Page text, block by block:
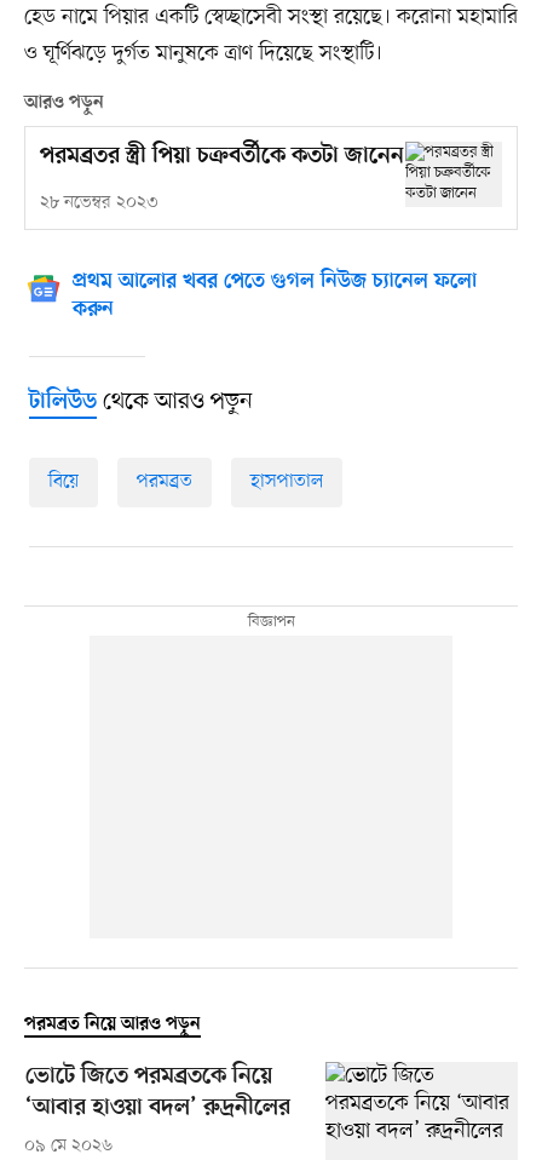
হেড নামে পিয়ার একটি স্বেচ্ছাসেবী সংস্থা রয়েছে। করোনা মহামারি
ও ঘূর্ণিঝড়ে দুর্গত মানুষকে ত্রাণ দিয়েছে সংস্থাটি।
আরও পড়ুন
পরমব্রতর স্ত্রী পিয়া চক্রবর্তীকে কতটা জানেন
২৮ নভেম্বর ২০২৩
প্রথম আলোর খবর পেতে গুগল নিউজ চ্যানেল ফলো
করুন
টালিউডথেকে আরও পড়ুন
বিয়ে পরমব্রত হাসপাতাল
পরমব্রত নিয়ে আরও পড়ুন
ভোটে জিতে পরমব্রতকে নিয়ে
‘আবার হাওয়া বদল’ রুদ্রনীলের
০৯ মে ২০২৬